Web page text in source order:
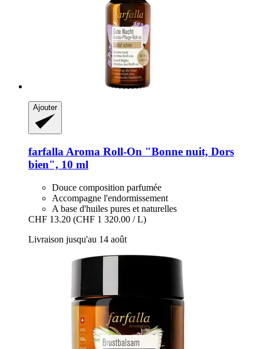
Ajouter
farfalla Aroma Roll-​On "Bonne nuit, Dors
bien", 10 ml
Douce composition parfumée
Accompagne l'endormissement
A base d'huiles pures et naturelles
CHF 13.20 (CHF 1 320.00 / L)
Livraison jusqu'au 14 août